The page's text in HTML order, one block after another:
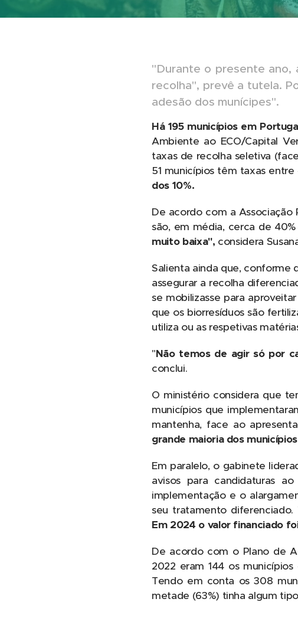
"Durante o presente ano,
recolha", prevê a tutela.
adesão dos munícipes".
Há 195 municípios em
Ambiente ao ECO/Capital
taxas de recolha seletiva
51 municípios têm taxas
dos 10%.
De acordo com a Associação
são, em média, cerca de
muito baixa", considera
Salienta ainda que, conforme
assegurar a recolha
se mobilizasse para
que os biorresíduos são
utiliza ou as respetivas
"Não temos de agir só por
conclui.
O ministério considera que
municípios que
mantenha, face ao
grande maioria dos
Em paralelo, o gabinete
avisos para candidaturas
implementação e o
seu tratamento diferenciado.
Em 2024 o valor financiado
De acordo com o Plano de
2022 eram 144 os
Tendo em conta os 308
metade (63%) tinha algum